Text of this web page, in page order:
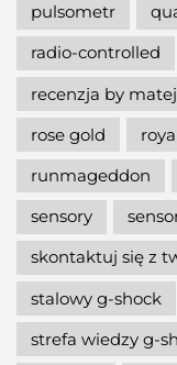
pulsometr
radio-controlled
recenzja by matej
rose gold
runmageddon
sensory
skontaktuj się z
stalowy g-shock
strefa wiedzy g-